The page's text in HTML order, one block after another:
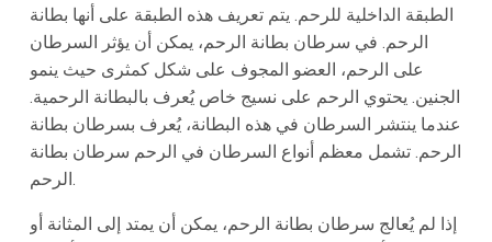
الطبقة الداخلية للرحم. يتم تعريف هذه الطبقة على أنها بطانة
الرحم. في سرطان بطانة الرحم، يمكن أن يؤثر السرطان
على الرحم، العضو المجوف على شكل كمثرى حيث ينمو
الجنين. يحتوي الرحم على نسيج خاص يُعرف بالبطانة الرحمية.
عندما ينتشر السرطان في هذه البطانة، يُعرف بسرطان بطانة
الرحم. تشمل معظم أنواع السرطان في الرحم سرطان بطانة
الرحم.
إذا لم يُعالج سرطان بطانة الرحم، يمكن أن يمتد إلى المثانة أو